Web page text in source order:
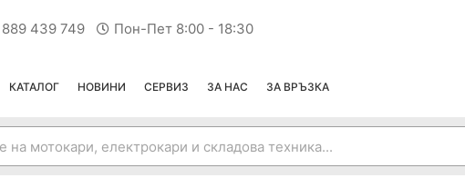
439 749 Пон-Пет 8:00 - 18:30
КАТАЛОГ НОВИНИ СЕРВИЗ ЗА НАС ЗА ВРЪЗКА